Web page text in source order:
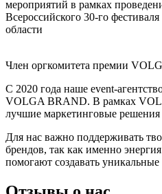
мероприятий в рамках
Всероссийского 30-го
области
Член оргкомитета премии
С 2020 года наше event-
VOLGA BRAND. В рамках
лучшие маркетинговые
Для нас важно поддерживать
брендов, так как именно
помогают создавать